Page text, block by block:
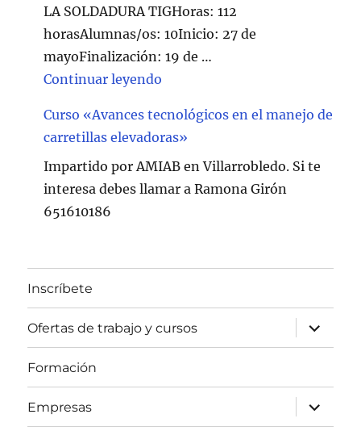
LA SOLDADURA TIGHoras: 112
horasAlumnas/os: 10Inicio: 27 de
mayoFinalización: 19 de …
Continuar leyendo
Curso «Avances tecnológicos en el manejo de
carretillas elevadoras»
Impartido por AMIAB en Villarrobledo. Si te
interesa debes llamar a Ramona Girón
651610186
Inscríbete
Ofertas de trabajo y cursos
expande
el
menú
Formación
Empresas
expande
el